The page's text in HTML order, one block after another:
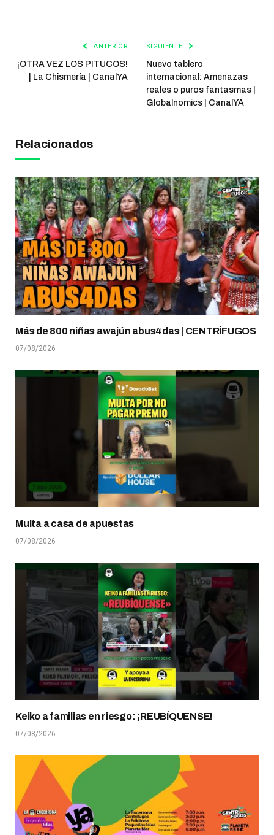
ANTERIOR
¡OTRA VEZ LOS PITUCOS!
| La Chismería | CanalYA
SIGUIENTE
Nuevo tablero
internacional: Amenazas
reales o puros fantasmas |
Globalnomics | CanalYA
Relacionados
Más de 800 niñas awajún abus4das | CENTRÍFUGOS
07/08/2026
Multa a casa de apuestas
07/08/2026
Keiko a familias en riesgo: ¡REUBÍQUENSE!
07/08/2026